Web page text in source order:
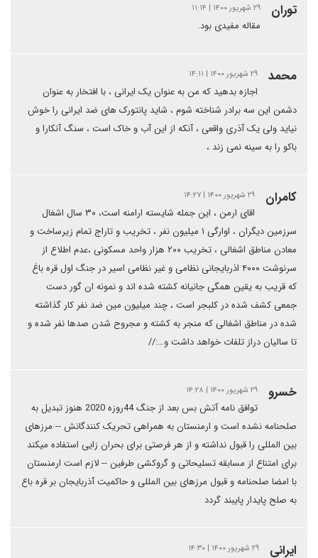
توران ۲۹ شهریور ۱۴۰۰ | ۱۱:۱۴
مقاله مفیدی بود.
محمد ۲۹ شهریور ۱۴۰۰ | ۱۴:۱۱
اجازه بدهید که من به عنوان یک ایرانی ، با افتخار به عنوان
دشمن این سه برادر شناخته شوم ، شاید پانتورک های ضد ایرانی را خوش
نیاید ولی یک آذری واقعی ، آنکه از این آب و خاک است ، سنگ آنکارا و
باکو را به سینه نمی زند ،
کامران ۲۹ شهریور ۱۴۰۰ | ۱۴:۲۷
اقای ارمن ، این جمله شایسته ارامنه است، ۳۰ سال اشغال
سرزمین دیگران ، اوارگی ۱ میلیون نفر ، تخریب و تاراج تمام زیرساخت و‌
معادن مناطق اشغالی ، تخریب ۲۰۰ هزار واحد مسکونی ،عدم اطلاع از
سرنوشت ۴۰۰۰ اذربایجانی نظامی و غیر نظامی اسیر در جنگ اول قره باغ
که قریب به یقین همگی جانیانه کشته شده اند و نمونه ان گور دست
جمعی کشف شده در کلبجر است ، چند میلیون مین ضد نفر کار گذاشته
شده در مناطق اشغالی که منجر به کشته و مجروح شدن صدها نفر شده و
تا سالیان دراز تلفات خواهد داشت و…://
خسرو ۲۹ شهریور ۱۴۰۰ | ۱۴:۲۸
توافق نامه آتش بس بعد از جنگ 44روزه 2020 هنوز تبدیل به
صلحنامه نشده است و ارمنستان به همراهی تحریک کنندگانش -- مرزهای
بین المللی را قبول نداشته و از هر فرصتی برای بحران زایی استفاده میکند
برای امتناع از مسابقه تسلیحاتی و گروکشی طرفین -- لازم است ارمنستان
با امضا صلحنامه و قبول مرزهای بین المللی و حاکمیت آذربایجان بر قره باع
به صلح پایدار پایبند گردد
ایرانی ۲۹ شهریور ۱۴۰۰ | ۱۴:۳۰